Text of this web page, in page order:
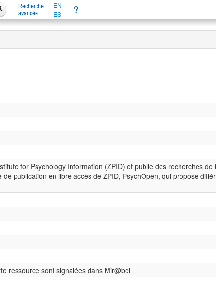
Recherche
avancée
EN
ES
?
for Psychology Information (ZPID) et publie des recherches
publication en libre accès de ZPID, PsychOpen, qui propose
ressource sont signalées dans Mir@bel